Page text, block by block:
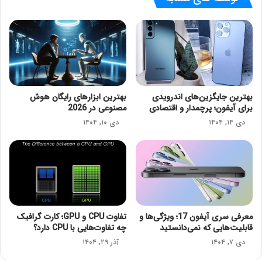
بهترین جایگزین‌های اندرویدی
برای آیفون؛ پرچمدار و اقتصادی
دی ۱۴, ۱۴۰۴
بهترین ابزارهای رایگان هوش
مصنوعی در 2026
دی ۱۰, ۱۴۰۴
معرفی سری آیفون 17؛ ویژگی‌ها و
قابلیت‌هایی که نمی‌دانستید
دی ۷, ۱۴۰۴
تفاوت CPU و GPU؛ کارت گرافیک
چه تفاوت‌هایی با CPU دارد؟
آذر ۲۹, ۱۴۰۴